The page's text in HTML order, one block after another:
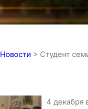
Новости > Студент
4 декабря